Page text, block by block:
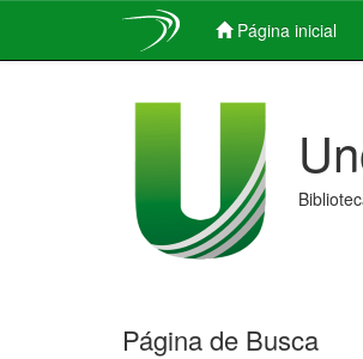
Página inicial
Página de Busca